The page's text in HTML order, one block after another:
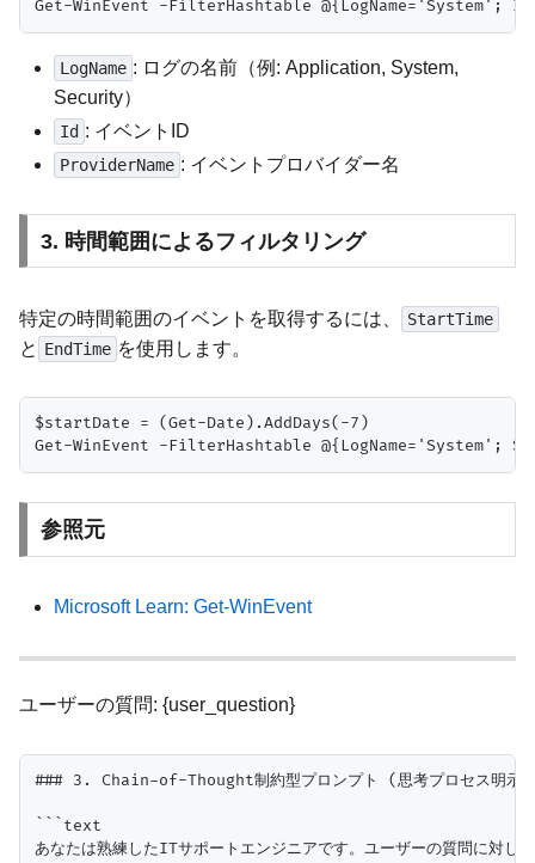
LogName : ログの名前（例: Application, System,
Security）
Id : イベントID
ProviderName : イベントプロバイダー名
3. 時間範囲によるフィルタリング
特定の時間範囲のイベントを取得するには、 StartTime
と EndTime を使用します。
$startDate = (Get-Date).AddDays(-7)
参照元
Microsoft Learn: Get-WinEvent
ユーザーの質問: {user_question}
### 3. Chain-of-Thought制約型プロンプト (思考プロセス明示)
```text
あなたは熟練したITサポートエンジニアです。ユーザーの質問に対し